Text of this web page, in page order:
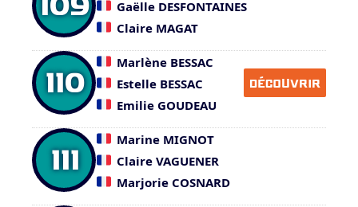
Gaëlle DESFONTAINES
Claire MAGAT
110
Marlène BESSAC
Estelle BESSAC
Emilie GOUDEAU
DÉCOUVRIR
111
Marine MIGNOT
Claire VAGUENER
Marjorie COSNARD